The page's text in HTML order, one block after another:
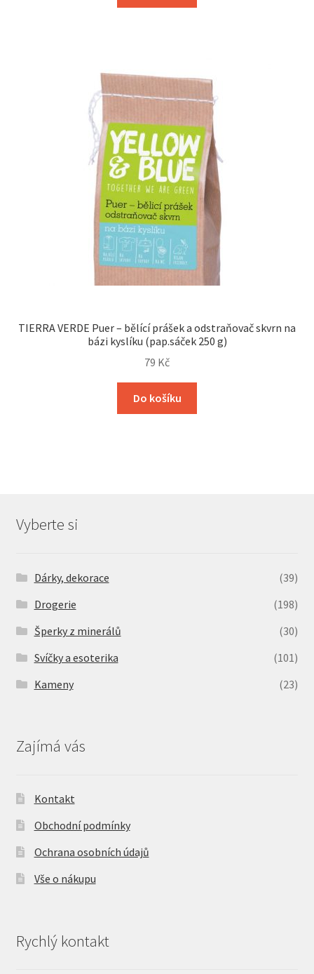
TIERRA VERDE Puer – bělící prášek a odstraňovač skvrn na
bázi kyslíku (pap.sáček 250 g)
79 Kč
Do košíku
Vyberte si
Dárky, dekorace
(39)
Drogerie
(198)
Šperky z minerálů
(30)
Svíčky a esoterika
(101)
Kameny
(23)
Zajímá vás
Kontakt
Obchodní podmínky
Ochrana osobních údajů
Vše o nákupu
Rychlý kontakt